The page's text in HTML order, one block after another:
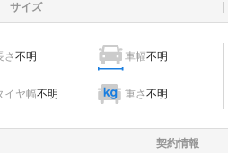
サイズ
さ不明 車幅不明
イヤ幅不明 重さ不明
契約情報